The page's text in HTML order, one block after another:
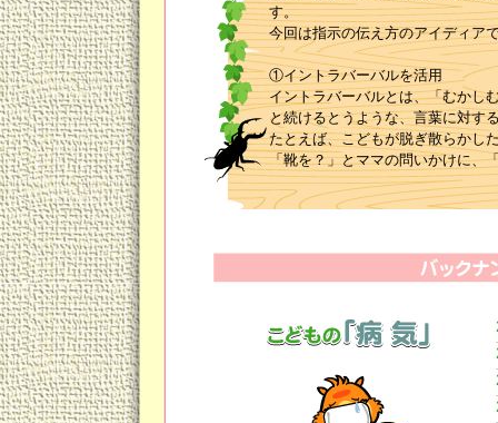
す。
今回は指示の伝え方のアイディア
①イントラバーバルを活用
イントラバーバルとは、「むかし
と続けるとうような、言葉に対す
たとえば、こどもが脱ぎ散らかし
「靴を？」とママの問いかけに、
ればベスト。
ただし、この場合の目標は、靴を
口調などで、声がけしてあげまし
しかめっ面で厳しく声がけしても
②疑問形を活用
「お靴はどうするんだっけ～？」
靴をそろえていないことに自ら
ありまあせん。